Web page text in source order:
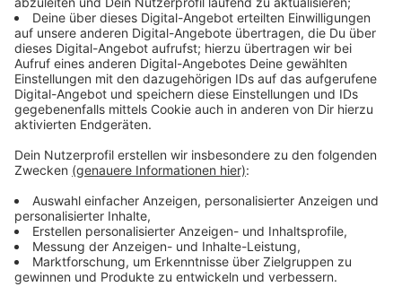
Omikron hat kaum Auswirkungen auf die
Arbeitslosigkeit
Anzeige
Omikron scheint sich kaum auf die Arbeitslosigkeit bei
schon deutlich schlimmere Anstiege bei den
Arbeitslosenzahlen, gerade zum Jahresanfang hin. Und
es gibt laut Arbeitsagentur im Moment auch nicht
besonders viele Neuanträge auf Kurzarbeitergeld. Im